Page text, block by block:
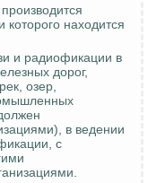
находится
и радиофикации в
дорог,
озер,
в ведении
с